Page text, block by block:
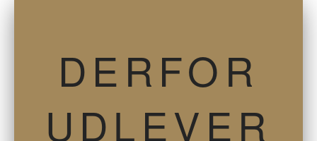
DERFOR
UDLEVER